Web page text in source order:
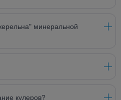
минеральной
кулеров?